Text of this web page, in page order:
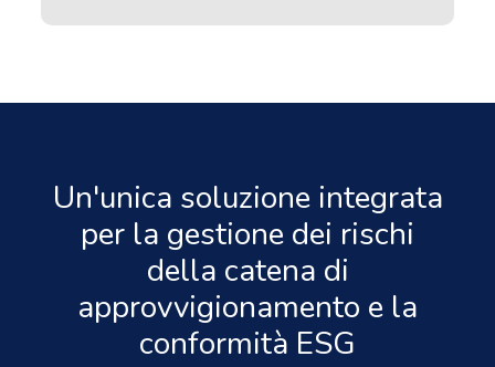
Un'unica soluzione integrata
per la gestione dei rischi
della catena di
approvvigionamento e la
conformità ESG